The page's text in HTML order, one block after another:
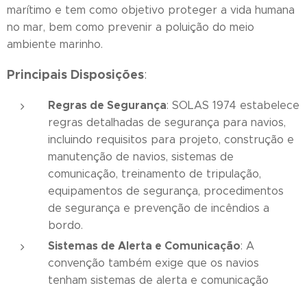
marítimo e tem como objetivo proteger a vida humana
no mar, bem como prevenir a poluição do meio
ambiente marinho.
Principais Disposições:
Regras de Segurança: SOLAS 1974 estabelece
regras detalhadas de segurança para navios,
incluindo requisitos para projeto, construção e
manutenção de navios, sistemas de
comunicação, treinamento de tripulação,
equipamentos de segurança, procedimentos
de segurança e prevenção de incêndios a
bordo.
Sistemas de Alerta e Comunicação: A
convenção também exige que os navios
tenham sistemas de alerta e comunicação